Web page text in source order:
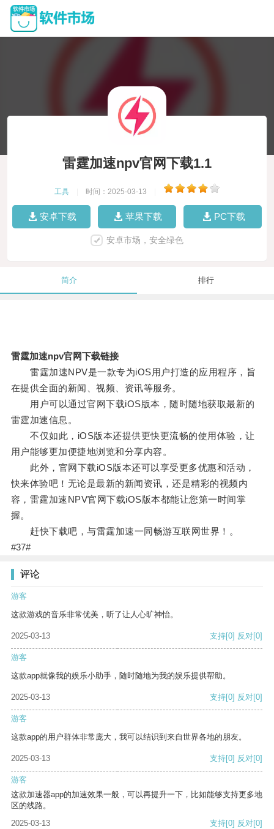
雷霆加速npv官网下载1.1
工具 时间：2025-03-13
安卓下载 苹果下载 PC下载
安卓市场，安全绿色
简介 排行
雷霆加速npv官网下载链接
雷霆加速NPV是一款专为iOS用户打造的应用程序，旨
在提供全面的新闻、视频、资讯等服务。
用户可以通过官网下载iOS版本，随时随地获取最新的
雷霆加速信息。
不仅如此，iOS版本还提供更快更流畅的使用体验，让
用户能够更加便捷地浏览和分享内容。
此外，官网下载iOS版本还可以享受更多优惠和活动，
快来体验吧！无论是最新的新闻资讯，还是精彩的视频内
容，雷霆加速NPV官网下载iOS版本都能让您第一时间掌
握。
赶快下载吧，与雷霆加速一同畅游互联网世界！。
#37#
评论
游客
这款游戏的音乐非常优美，听了让人心旷神怡。
2025-03-13 支持[0] 反对[0]
游客
这款app就像我的娱乐小助手，随时随地为我的娱乐提供帮助。
2025-03-13 支持[0] 反对[0]
游客
这款app的用户群体非常庞大，我可以结识到来自世界各地的朋友。
2025-03-13 支持[0] 反对[0]
游客
这款加速器app的加速效果一般，可以再提升一下，比如能够支持更多地
区的线路。
2025-03-13
支持[0] 反对[0]